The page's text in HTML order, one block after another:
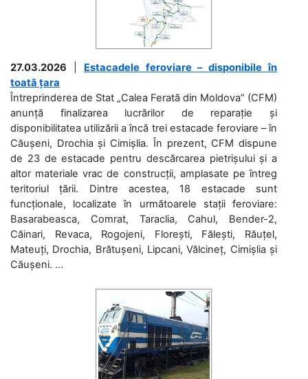
27.03.2026
Estacadele feroviare – disponibile în
toată țara
Întreprinderea de Stat „Calea Ferată din Moldova” (CFM)
anunță finalizarea lucrărilor de reparație și
disponibilitatea utilizării a încă trei estacade feroviare – în
Căușeni, Drochia și Cimișlia. În prezent, CFM dispune
de 23 de estacade pentru descărcarea pietrișului și a
altor materiale vrac de construcții, amplasate pe întreg
teritoriul țării. Dintre acestea, 18 estacade sunt
funcționale, localizate în următoarele stații feroviare:
Basarabeasca, Comrat, Taraclia, Cahul, Bender-2,
Căinari, Revaca, Rogojeni, Florești, Fălești, Răuțel,
Mateuți, Drochia, Brătușeni, Lipcani, Vălcineț, Cimișlia și
Căușeni. ...